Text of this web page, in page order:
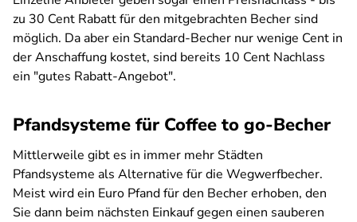
zu 30 Cent Rabatt für den mitgebrachten Becher sind
möglich. Da aber ein Standard-Becher nur wenige Cent in
der Anschaffung kostet, sind bereits 10 Cent Nachlass
ein "gutes Rabatt-Angebot".
Pfandsysteme für Coffee to go-Becher
Mittlerweile gibt es in immer mehr Städten
Pfandsysteme als Alternative für die Wegwerfbecher.
Meist wird ein Euro Pfand für den Becher erhoben, den
Sie dann beim nächsten Einkauf gegen einen sauberen